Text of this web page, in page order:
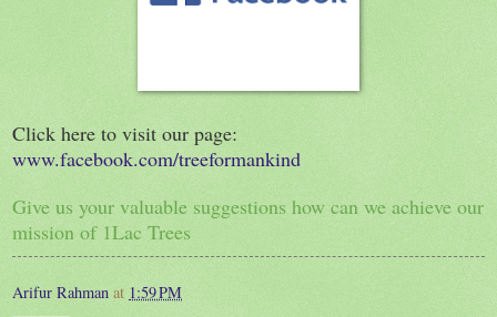
Click here to visit our page:
www.facebook.com/treeformankind
Give us your valuable suggestions how can we achieve our
mission of 1Lac Trees
Arifur Rahman at 1:59 PM